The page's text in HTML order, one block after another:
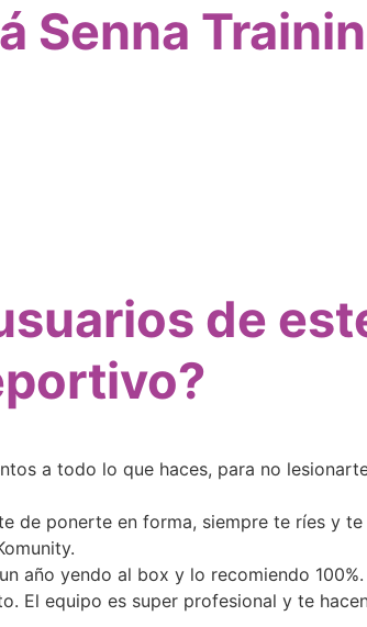
Senna
de
a todo lo que haces, para no
de ponerte en forma, siempre te ríes y
año yendo al box y lo recomiendo
El equipo es super profesional y te